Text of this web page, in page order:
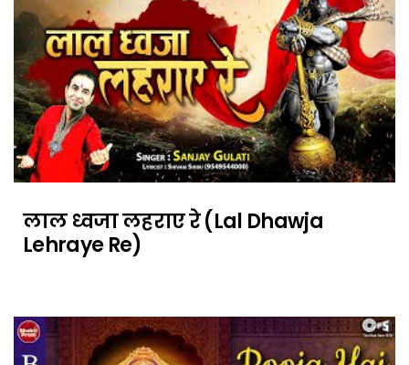
लाल ध्वजा लहराए रे (Lal Dhawja
Lehraye Re)